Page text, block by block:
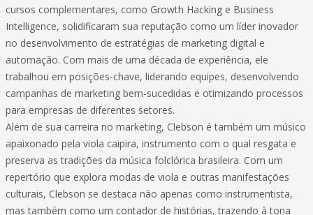
cursos complementares, como Growth Hacking e Business
Intelligence, solidificaram sua reputação como um líder inovador
no desenvolvimento de estratégias de marketing digital e
automação. Com mais de uma década de experiência, ele
trabalhou em posições-chave, liderando equipes, desenvolvendo
campanhas de marketing bem-sucedidas e otimizando processos
para empresas de diferentes setores.
Além de sua carreira no marketing, Clebson é também um músico
apaixonado pela viola caipira, instrumento com o qual resgata e
preserva as tradições da música folclórica brasileira. Com um
repertório que explora modas de viola e outras manifestações
culturais, Clebson se destaca não apenas como instrumentista,
mas também como um contador de histórias, trazendo à tona